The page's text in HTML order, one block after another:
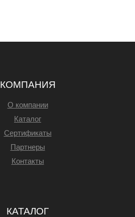
КОМПАНИЯ
О компании
Каталог
Сертификаты
Партнеры
Контакты
КАТАЛОГ